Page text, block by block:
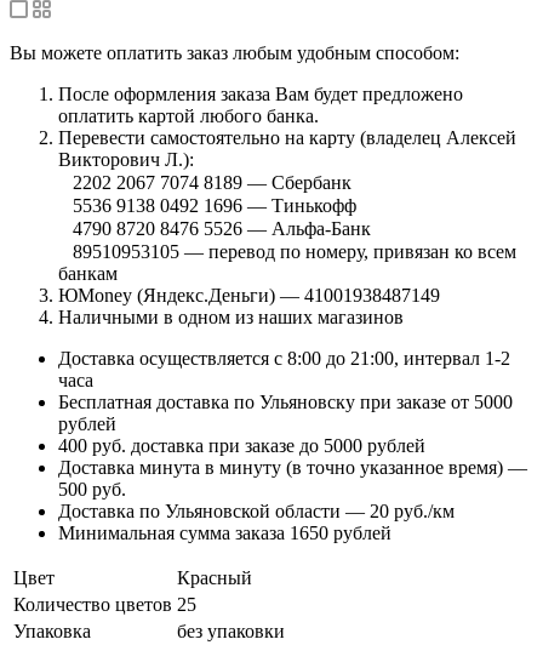
Вы можете оплатить заказ любым удобным способом:
После оформления заказа Вам будет предложено
оплатить картой любого банка.
Перевести самостоятельно на карту (владелец Алексей
Викторович Л.):
⠀2202 2067 7074 8189 — Сбербанк
⠀5536 9138 0492 1696 — Тинькофф
⠀4790 8720 8476 5526 — Альфа-Банк
⠀89510953105 — перевод по номеру, привязан ко всем
банкам
ЮMoney (Яндекс.Деньги) — 41001938487149
Наличными в одном из наших магазинов
Доставка осуществляется с 8:00 до 21:00, интервал 1-2
часа
Бесплатная доставка по Ульяновску при заказе от 5000
рублей
400 руб. доставка при заказе до 5000 рублей
Доставка минута в минуту (в точно указанное время) —
500 руб.
Доставка по Ульяновской области — 20 руб./км
Минимальная сумма заказа 1650 рублей
Цвет
Красный
Количество цветов 25
Упаковка
без упаковки